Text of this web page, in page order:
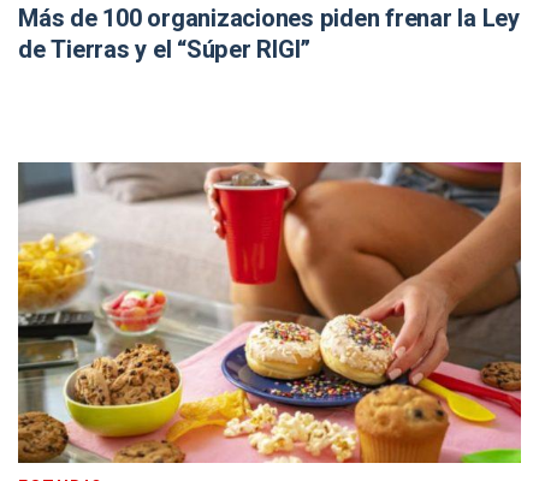
Más de 100 organizaciones piden frenar la Ley
de Tierras y el “Súper RIGI”